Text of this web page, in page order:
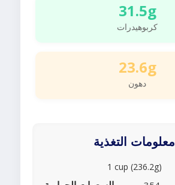
31.5g
كربوهيدرات
23.6g
دهون
معلومات التغذية
1 cup (236.2g)